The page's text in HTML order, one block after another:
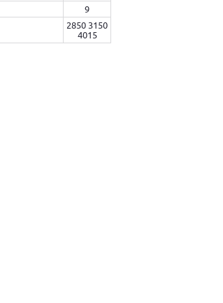
9
2850 3150
4015